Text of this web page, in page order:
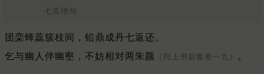
七言绝句
团栾蜂蕊簇枝间，铅鼎成丹七返还。
乞与幽人伴幽壑，不妨相对两朱颜
（同上书前集卷一九） 。